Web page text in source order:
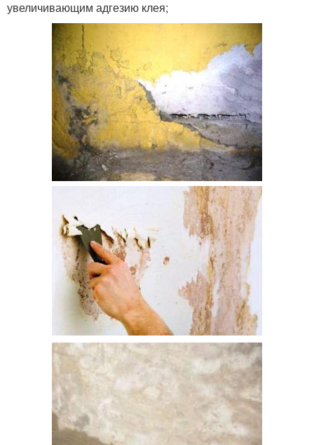
увеличивающим адгезию клея;